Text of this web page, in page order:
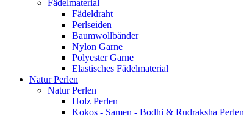
Fädelmaterial
Fädeldraht
Perlseiden
Baumwollbänder
Nylon Garne
Polyester Garne
Elastisches Fädelmaterial
Natur Perlen
Natur Perlen
Holz Perlen
Kokos - Samen - Bodhi & Rudraksha Perlen